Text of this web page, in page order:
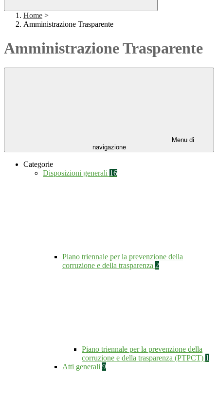
Home >
Amministrazione Trasparente
Amministrazione Trasparente
Menu di
navigazione
Categorie
Disposizioni generali 16
Piano triennale per la prevenzione della
corruzione e della trasparenza 2
Piano triennale per la prevenzione della
corruzione e della trasparenza (PTPCT) 1
Atti generali 9